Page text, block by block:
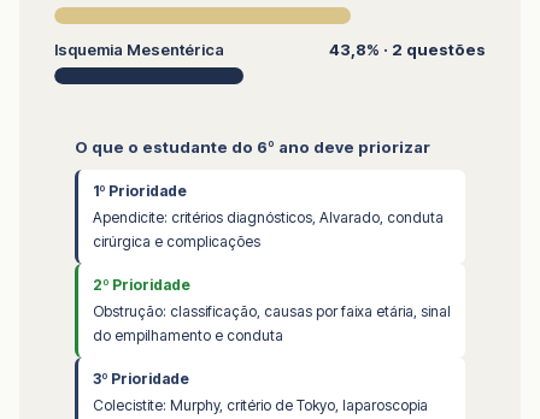
Isquemia Mesentérica 43,8% · 2 questões
O que o estudante do 6º ano deve priorizar
1º Prioridade
Apendicite: critérios diagnósticos, Alvarado, conduta
cirúrgica e complicações
2º Prioridade
Obstrução: classificação, causas por faixa etária, sinal
do empilhamento e conduta
3º Prioridade
Colecistite: Murphy, critério de Tokyo, laparoscopia